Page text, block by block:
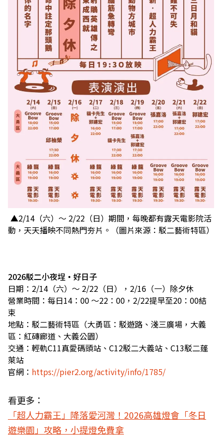
▲2/14（六）～ 2/22（日）期間，每晚都有露天電影院活
動，天天播映不同熱門夯片。（圖片來源：駁二藝術特區）
2026駁二小夜埕•好日子
日期：2/14（六）～ 2/22（日），2/16（一）除夕休
營業時間：每日14：00 ～22：00，2/22提早至20：00結
束
地點：駁二藝術特區（大勇區：駁遊路、淺三廣場，大義
區：紅磚廊道、大義公園）
交通：輕軌C11真愛碼頭站、C12駁二大義站、C13駁二蓬
萊站
官網： https://pier2.org/activity/info/1785/
看更多：
「超人力霸王」降落愛河灣！2026高雄燈會「冬日
遊樂園」攻略，小提燈免費拿